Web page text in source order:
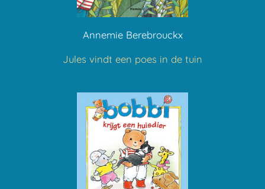
Annemie Berebrouckx
Jules vindt een poes in de tuin